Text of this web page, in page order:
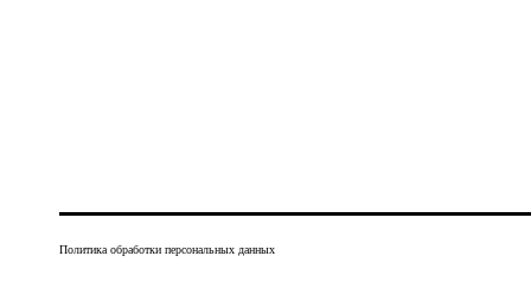
Политика обработки персональных данных